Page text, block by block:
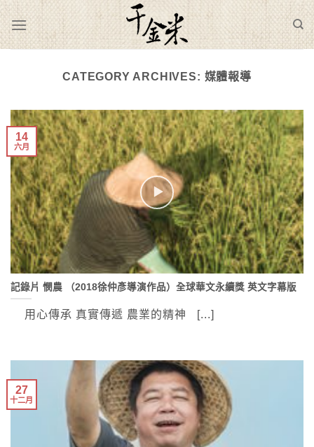
Skip
to
content
CATEGORY ARCHIVES: 媒體報導
記錄片 憫農 （2018徐仲彥導演作品）全球華文永續獎 英文字幕版
用心傳承 真實傳遞 農業的精神 [...]
14
六月
27
十二月